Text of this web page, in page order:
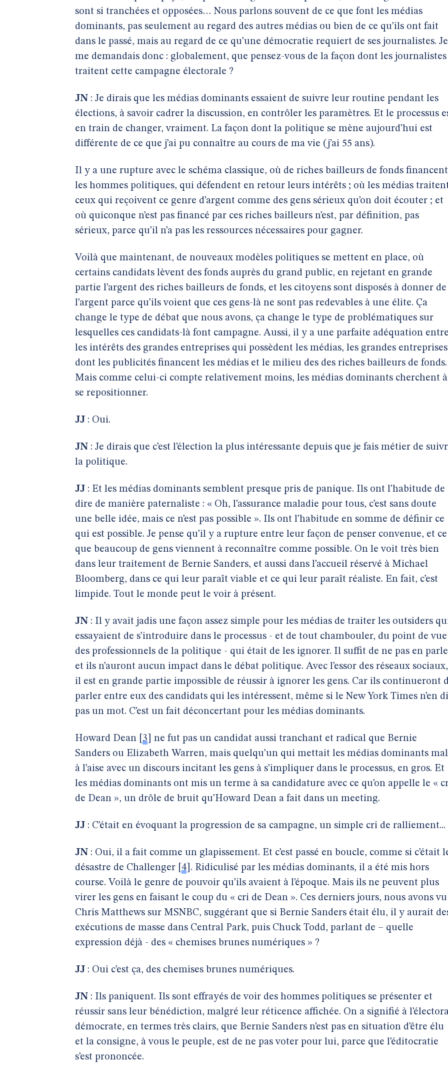
sont si tranchées et opposées… Nous parlons souvent de ce que font les médias
dominants, pas seulement au regard des autres médias ou bien de ce qu’ils ont fait
dans le passé, mais au regard de ce qu’une démocratie requiert de ses journalistes. Je
me demandais donc : globalement, que pensez-vous de la façon dont les journalistes
traitent cette campagne électorale ?
JN : Je dirais que les médias dominants essaient de suivre leur routine pendant les
élections, à savoir cadrer la discussion, en contrôler les paramètres. Et le processus
en train de changer, vraiment. La façon dont la politique se mène aujourd’hui est
différente de ce que j’ai pu connaître au cours de ma vie (j’ai 55 ans).
Il y a une rupture avec le schéma classique, où de riches bailleurs de fonds financent
les hommes politiques, qui défendent en retour leurs intérêts ; où les médias
ceux qui reçoivent ce genre d’argent comme des gens sérieux qu’on doit écouter ; et
où quiconque n’est pas financé par ces riches bailleurs n’est, par définition, pas
sérieux, parce qu’il n’a pas les ressources nécessaires pour gagner.
Voilà que maintenant, de nouveaux modèles politiques se mettent en place, où
certains candidats lèvent des fonds auprès du grand public, en rejetant en grande
partie l’argent des riches bailleurs de fonds, et les citoyens sont disposés à donner de
l’argent parce qu’ils voient que ces gens-là ne sont pas redevables à une élite. Ça
change le type de débat que nous avons, ça change le type de problématiques sur
lesquelles ces candidats-là font campagne. Aussi, il y a une parfaite adéquation
les intérêts des grandes entreprises qui possèdent les médias, les grandes entreprises
dont les publicités financent les médias et le milieu des des riches bailleurs de fonds.
Mais comme celui-ci compte relativement moins, les médias dominants cherchent à
se repositionner.
JJ : Oui.
JN : Je dirais que c’est l’élection la plus intéressante depuis que je fais métier de
la politique.
JJ : Et les médias dominants semblent presque pris de panique. Ils ont l’habitude de
dire de manière paternaliste : « Oh, l’assurance maladie pour tous, c’est sans doute
une belle idée, mais ce n’est pas possible ». Ils ont l’habitude en somme de définir ce
qui est possible. Je pense qu’il y a rupture entre leur façon de penser convenue, et ce
que beaucoup de gens viennent à reconnaître comme possible. On le voit très bien
dans leur traitement de Bernie Sanders, et aussi dans l’accueil réservé à Michael
Bloomberg, dans ce qui leur paraît viable et ce qui leur paraît réaliste. En fait, c’est
limpide. Tout le monde peut le voir à présent.
JN : Il y avait jadis une façon assez simple pour les médias de traiter les outsiders
essayaient de s’introduire dans le processus - et de tout chambouler, du point de vue
des professionnels de la politique - qui était de les ignorer. Il suffit de ne pas en
et ils n’auront aucun impact dans le débat politique. Avec l’essor des réseaux sociaux,
il est en grande partie impossible de réussir à ignorer les gens. Car ils continueront
parler entre eux des candidats qui les intéressent, même si le New York Times n’en
pas un mot. C’est un fait déconcertant pour les médias dominants.
Howard Dean 3
ne fut pas un candidat aussi tranchant et radical que Bernie
Sanders ou Elizabeth Warren, mais quelqu’un qui mettait les médias dominants mal
à l’aise avec un discours incitant les gens à s’impliquer dans le processus, en gros. Et
les médias dominants ont mis un terme à sa candidature avec ce qu’on appelle le «
de Dean », un drôle de bruit qu’Howard Dean a fait dans un meeting.
JJ : C’était en évoquant la progression de sa campagne, un simple cri de ralliement...
JN : Oui, il a fait comme un glapissement. Et c’est passé en boucle, comme si c’était
désastre de Challenger 4 . Ridiculisé par les médias dominants, il a été mis hors
course. Voilà le genre de pouvoir qu’ils avaient à l’époque. Mais ils ne peuvent plus
virer les gens en faisant le coup du « cri de Dean ». Ces derniers jours, nous avons vu
Chris Matthews sur MSNBC, suggérant que si Bernie Sanders était élu, il y aurait
exécutions de masse dans Central Park, puis Chuck Todd, parlant de – quelle
expression déjà - des « chemises brunes numériques » ?
JJ : Oui c’est ça, des chemises brunes numériques.
JN : Ils paniquent. Ils sont effrayés de voir des hommes politiques se présenter et
réussir sans leur bénédiction, malgré leur réticence affichée. On a signifié à
démocrate, en termes très clairs, que Bernie Sanders n’est pas en situation d’être élu
et la consigne, à vous le peuple, est de ne pas voter pour lui, parce que l’éditocratie
s’est prononcée.